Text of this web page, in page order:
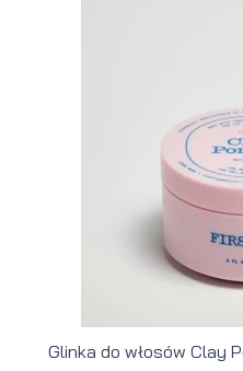
Glinka do włosów Clay